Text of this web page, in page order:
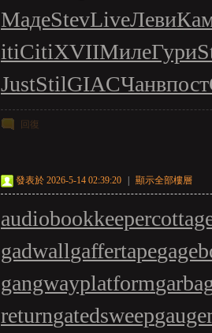
МадеStevLiveЛеви
itiCitiXVIIМилеГури
JustStilGIACЧанвпост
回復
發表於 2026-5-14 02:39:20 顯示全部樓層
audiobookkeeper
gadwallgaffertape
gangwayplatform
returngatedsweep